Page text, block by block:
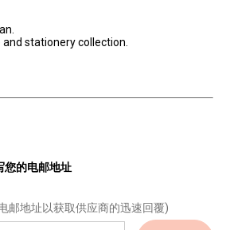
stationery collection.
您的电邮地址
邮地址以获取供应商的迅速回覆)